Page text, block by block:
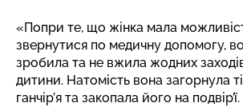
«Попри те, що жінка мала
звернутися по медичну допомогу,
зробила та не вжила жодних
дитини. Натомість вона загорнула
ганчір’я та закопала його на